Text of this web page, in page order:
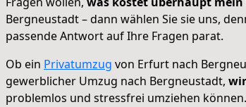
Bergneustadt – dann wählen Sie sie uns,
passende Antwort auf Ihre Fragen parat.
Ob ein Privatumzug von Erfurt nach
gewerblicher Umzug nach Bergneustadt,
problemlos und stressfrei umziehen können.